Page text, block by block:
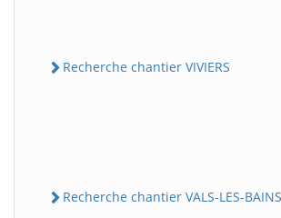
Recherche chantier VIVIERS
Recherche chantier VALS-LES-BAINS